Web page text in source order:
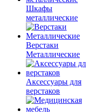
Шкафы
металлические
Верстаки
Металлические
Аксессуары для
верстаков